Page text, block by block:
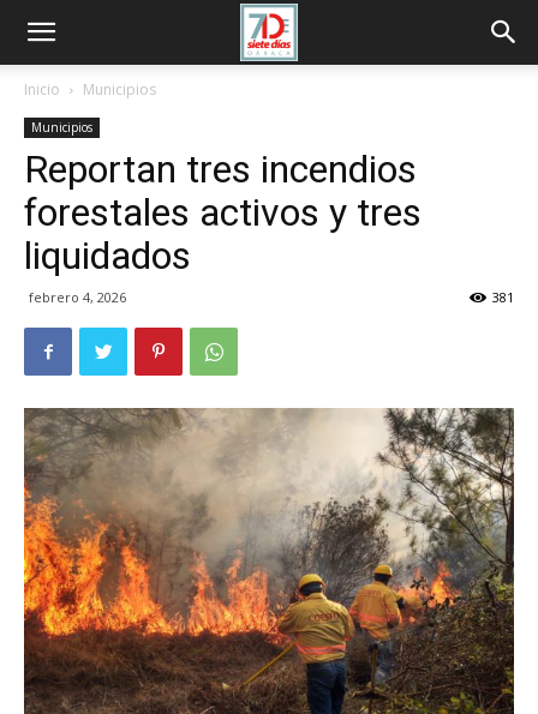
Inicio Municipios
Municipios
Reportan tres incendios
forestales activos y tres
liquidados
febrero 4, 2026 381